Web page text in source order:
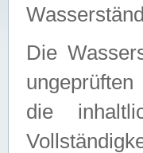
Die
die